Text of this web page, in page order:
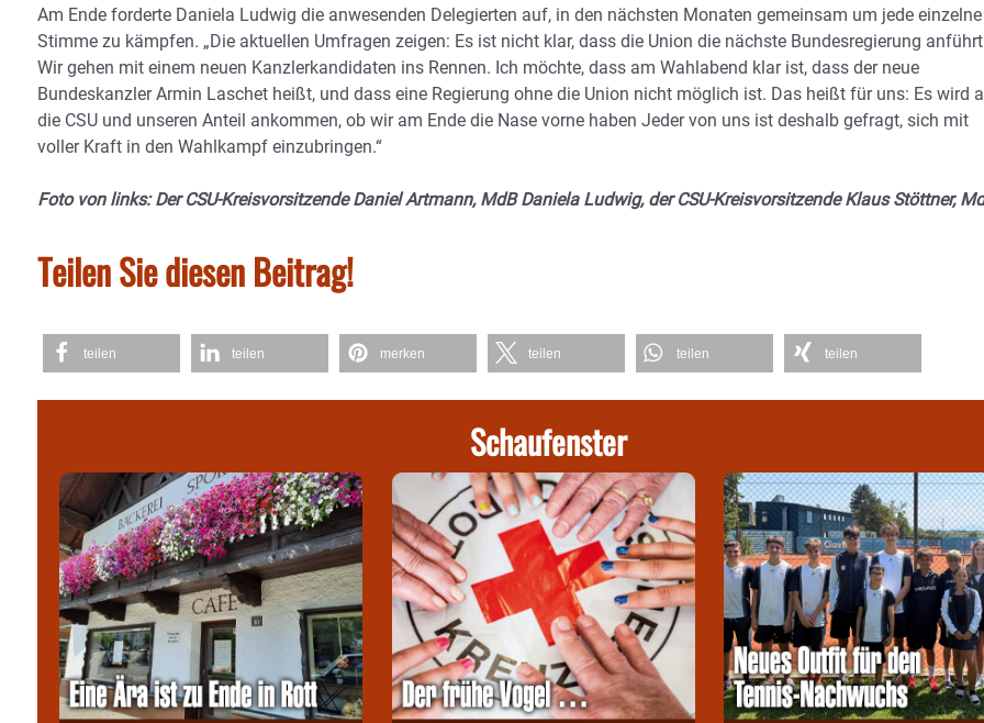
Am Ende forderte Daniela Ludwig die anwesenden Delegierten auf, in den nächsten Monaten gemeinsam um jede einzelne
Stimme zu kämpfen. „Die aktuellen Umfragen zeigen: Es ist nicht klar, dass die Union die nächste Bundesregierung
Wir gehen mit einem neuen Kanzlerkandidaten ins Rennen. Ich möchte, dass am Wahlabend klar ist, dass der neue
Bundeskanzler Armin Laschet heißt, und dass eine Regierung ohne die Union nicht möglich ist. Das heißt für uns: Es wird
die CSU und unseren Anteil ankommen, ob wir am Ende die Nase vorne haben Jeder von uns ist deshalb gefragt, sich mit
voller Kraft in den Wahlkampf einzubringen.“
Foto von links: Der CSU-Kreisvorsitzende Daniel Artmann, MdB Daniela Ludwig, der CSU-Kreisvorsitzende Klaus Stöttner,
Teilen Sie diesen Beitrag!
teilen teilen merken teilen teilen teilen
Schaufenster